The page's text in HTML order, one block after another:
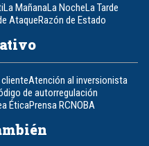
La MañanaLa NocheLa Tarde
AtaqueRazón de Estado
Atención al inversionista
de autorregulación
ÉticaPrensa RCNOBA